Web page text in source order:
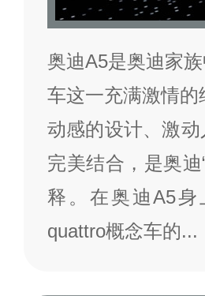
奥迪A5是奥迪家
车这一充满激情
动感的设计、激
完美结合，是奥
释。在奥迪A5身
quattro概念车的...